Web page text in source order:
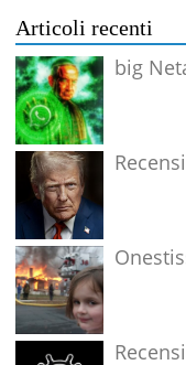
Articoli recenti
big